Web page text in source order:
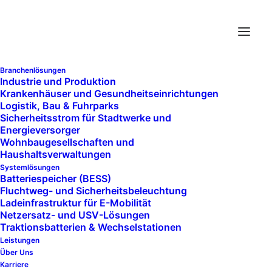
Branchenlösungen
Industrie und Produktion
Krankenhäuser und Gesundheits­einrichtungen
Logistik, Bau & Fuhrparks
Sicherheitsstrom für Stadtwerke und
Energieversorger
Wohnbaugesellschaften und
Haushaltsverwaltungen
Systemlösungen
Batteriespeicher (BESS)
Fluchtweg- und Sicherheitsbeleuchtung
Ladeinfrastruktur für E-Mobilität
Netzersatz- und USV-Lösungen
Traktionsbatterien & Wechselstationen
Leistungen
Über Uns
Karriere